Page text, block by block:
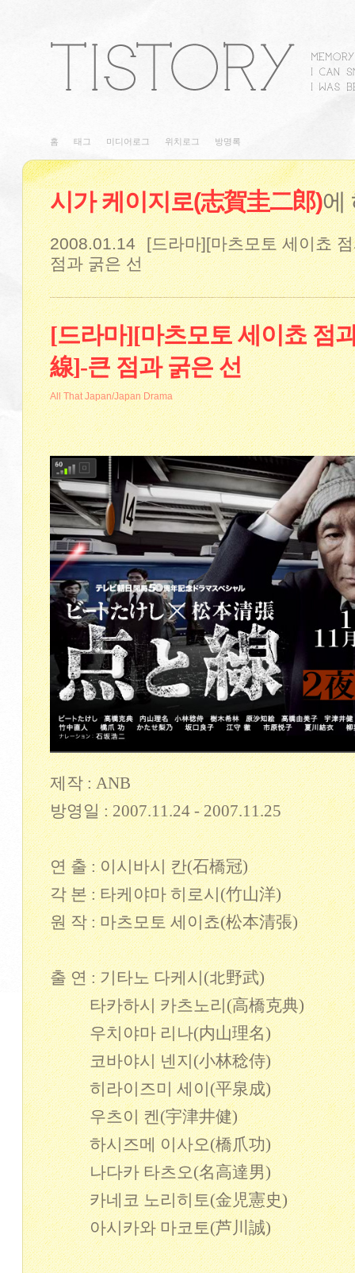
홈 태그 미디어로그 위치로그 방명록
시가 케이지로(志賀圭二郎)에
2008.01.14 [드라마][마츠모토 세이쵸
점과 굵은 선
[드라마][마츠모토 세이쵸 점
線]-큰 점과 굵은 선
All That Japan/Japan Drama
제작 : ANB
방영일 : 2007.11.24 - 2007.11.25
연 출 : 이시바시 칸(石橋冠)
각 본 : 타케야마 히로시(竹山洋)
원 작 : 마츠모토 세이쵸(松本清張)
출 연 : 기타노 다케시(北野武)
타카하시 카츠노리(高橋克典)
우치야마 리나(内山理名)
코바야시 넨지(小林稔侍)
히라이즈미 세이(平泉成)
우츠이 켄(宇津井健)
하시즈메 이사오(橋爪功)
나다카 타츠오(名高達男)
카네코 노리히토(金児憲史)
아시카와 마코토(芦川誠)